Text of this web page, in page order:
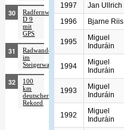
Radfernweg
D 9
mit
GPS
Radwandern
im
Steigerwald
100
km
deutscher
Rekord
1997
Jan Ullrich
1996
Bjarne Riis
1995
Miguel
Induráin
1994
Miguel
Induráin
1993
Miguel
Induráin
1992
Miguel
Induráin